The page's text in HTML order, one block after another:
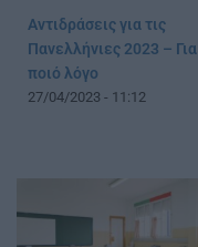
Αντιδράσεις για τις
Πανελλήνιες 2023 – Για
ποιό λόγο
27/04/2023 - 11:12